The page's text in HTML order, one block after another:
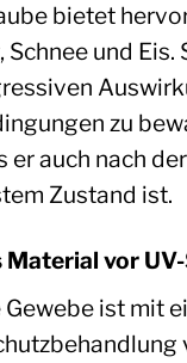
bietet
und Eis.
zu
er auch nach
Zustand ist.
vor
ist mit